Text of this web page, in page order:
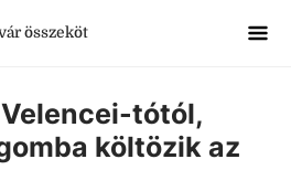
összeköt
tótól,
költözik az